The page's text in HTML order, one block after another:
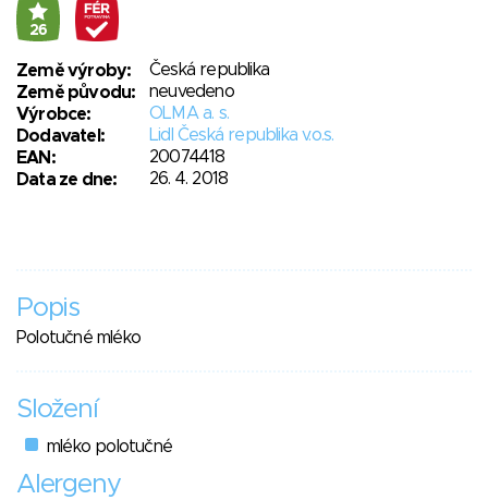
26
Země výroby:
Česká republika
Země původu:
neuvedeno
Výrobce:
OLMA a. s.
Dodavatel:
Lidl Česká republika v.o.s.
EAN:
20074418
Data ze dne:
26. 4. 2018
Popis
Polotučné mléko
Složení
mléko polotučné
Alergeny